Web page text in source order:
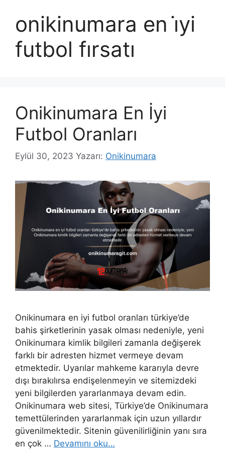
onikinumara en i̇yi
futbol fırsatı
Onikinumara En İyi
Futbol Oranları
Eylül 30, 2023 Yazarı: Onikinumara
Onikinumara en iyi futbol oranları türkiye’de
bahis şirketlerinin yasak olması nedeniyle, yeni
Onikinumara kimlik bilgileri zamanla değişerek
farklı bir adresten hizmet vermeye devam
etmektedir. Uyarılar mahkeme kararıyla devre
dışı bırakılırsa endişelenmeyin ve sitemizdeki
yeni bilgilerden yararlanmaya devam edin.
Onikinumara web sitesi, Türkiye’de Onikinumara
temettülerinden yararlanmak için uzun yıllardır
güvenilmektedir. Sitenin güvenilirliğinin yanı sıra
en çok … Devamını oku…